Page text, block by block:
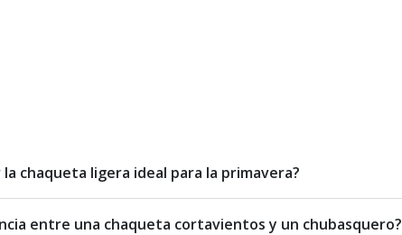
chaqueta ligera ideal para la primavera?
entre una chaqueta cortavientos y un chubasquero?